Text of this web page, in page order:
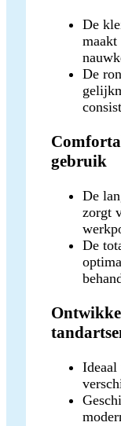
De
De
gebruik
De
zorgt
De
Ideaal